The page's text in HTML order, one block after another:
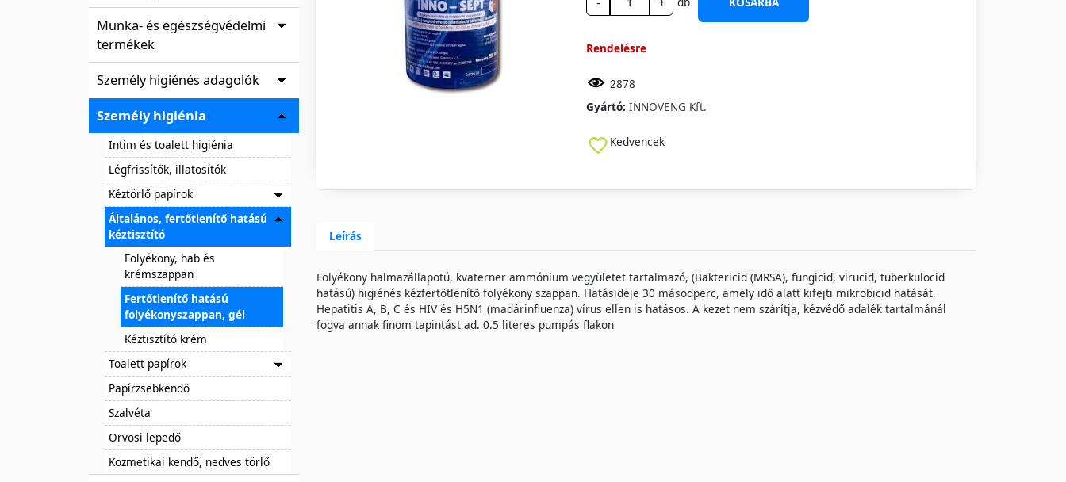
Munka- és egészségvédelmi
termékek
Személy higiénés adagolók
Személy higiénia
Intim és toalett higiénia
Légfrissítők, illatosítók
Kéztörlő papírok
Általános, fertőtlenítő hatású
kéztisztító
Folyékony, hab és
krémszappan
Fertőtlenítő hatású
folyékonyszappan, gél
Kéztisztító krém
Toalett papírok
Papírzsebkendő
Szalvéta
Orvosi lepedő
Kozmetikai kendő, nedves törlő
Rendelésre
2878
Gyártó: INNOVENG Kft.
Kedvencek
Leírás
Folyékony halmazállapotú, kvaterner ammónium vegyületet tartalmazó, (Baktericid (MRSA), fungicid, virucid, tuberkulocid
hatású) higiénés kézfertőtlenítő folyékony szappan. Hatásideje 30 másodperc, amely idő alatt kifejti mikrobicid hatását.
Hepatitis A, B, C és HIV és H5N1 (madárinfluenza) vírus ellen is hatásos. A kezet nem szárítja, kézvédő adalék tartalmánál
fogva annak finom tapintást ad. 0.5 literes pumpás flakon